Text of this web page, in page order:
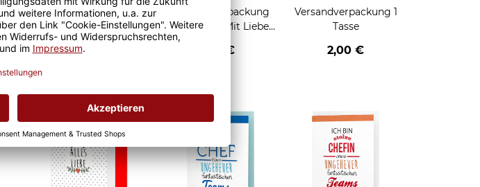
Geschenkverpackung 1
Tasse mit Fenster
2,50 €
Geschenkverpackung
für Tassen - Mit Liebe
2,95 €
Versandverpackung 1
Tasse
2,00 €
Grußkarten zum Verschenken